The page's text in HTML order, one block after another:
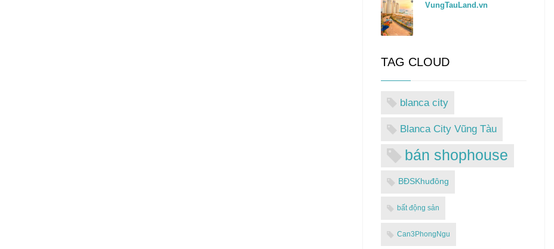
VungTauLand.vn
TAG CLOUD
blanca city
Blanca City Vũng Tàu
bán shophouse
BĐSKhuđông
bất động sản
Can3PhongNgu